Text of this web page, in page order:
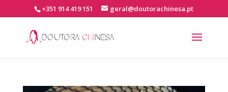
+351 914 419 151 geral@doutorachinesa.pt